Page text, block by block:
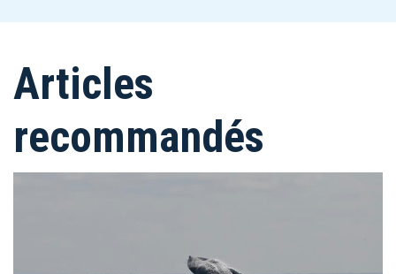
Articles
recommandés